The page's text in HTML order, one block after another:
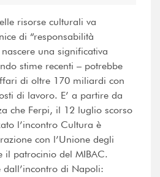
risorse culturali va
di “responsabilità
una significativa
stime recenti – potrebbe
di oltre 170 miliardi con
di lavoro. E’ a partire da
che Ferpi, il 12 luglio scorso
l’incontro Cultura è
con l’Unione degli
il patrocinio del MIBAC.
dall’incontro di Napoli: